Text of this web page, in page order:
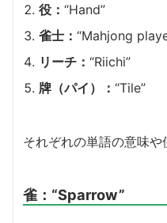
役： “Hand”
雀士： “Mahjong
リーチ： “Riichi”
牌（パイ）： “Tile”
それぞれの単語の意味や
雀： “Sparrow”